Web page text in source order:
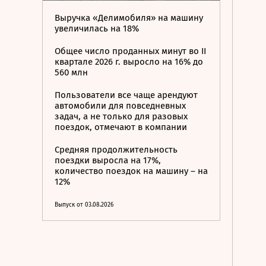
Выручка «Делимобиля» на машину
увеличилась на 18%
Общее число проданных минут во II
квартале 2026 г. выросло на 16% до
560 млн
Пользователи все чаще арендуют
автомобили для повседневных
задач, а не только для разовых
поездок, отмечают в компании
Средняя продолжительность
поездки выросла на 17%,
количество поездок на машину – на
12%
Выпуск от 03.08.2026